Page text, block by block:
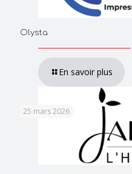
Olysta
En savoir plus
25 mars 2026